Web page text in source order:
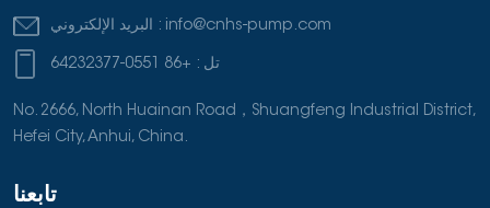
البريد الإلكتروني : info@cnhs-pump.com
تل : +86 0551-64232377
No. 2666, North Huainan Road，Shuangfeng Industrial District,
Hefei City, Anhui, China.
تابعنا